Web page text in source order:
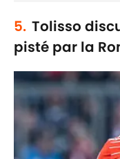
5. Tolisso
pisté par la